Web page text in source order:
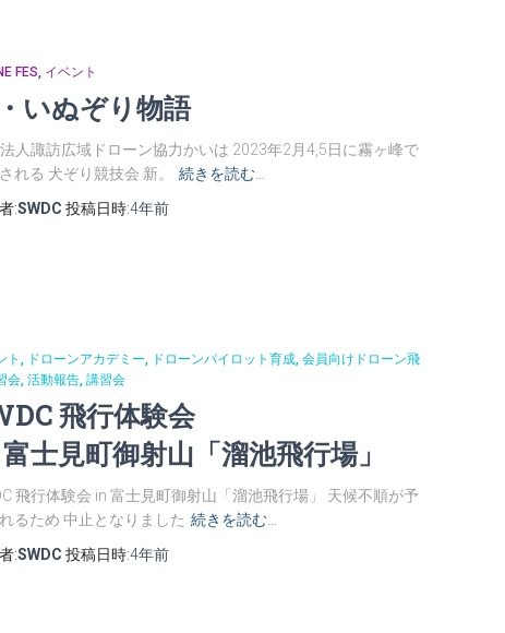
FES イベント
いぬぞり物語
法人諏訪広域ドローン協力かいは 2023年2月4,5日に霧ヶ峰で
れる 犬ぞり競技会 新。
続きを読む…
:SWDC 投稿日時:4年前
ト ドローンアカデミー ドローンパイロット育成 会員向けドローン飛
会 活動報告 講習会
飛行体験会
士見町御射山「溜池飛行場」
飛行体験会 in 富士見町御射山「溜池飛行場」 天候不順が予
るため 中止となりました 続きを読む…
:SWDC 投稿日時:4年前